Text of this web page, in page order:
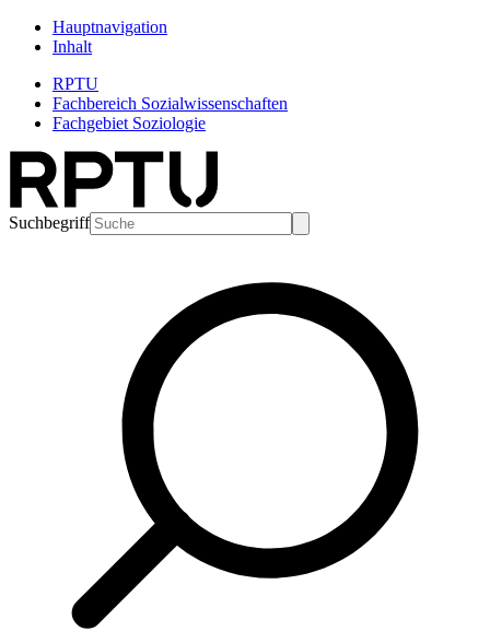
Hauptnavigation
Inhalt
RPTU
Fachbereich Sozialwissenschaften
Fachgebiet Soziologie
Suchbegriff